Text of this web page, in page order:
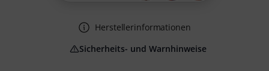
Herstellerinformationen
Sicherheits- und Warnhinweise